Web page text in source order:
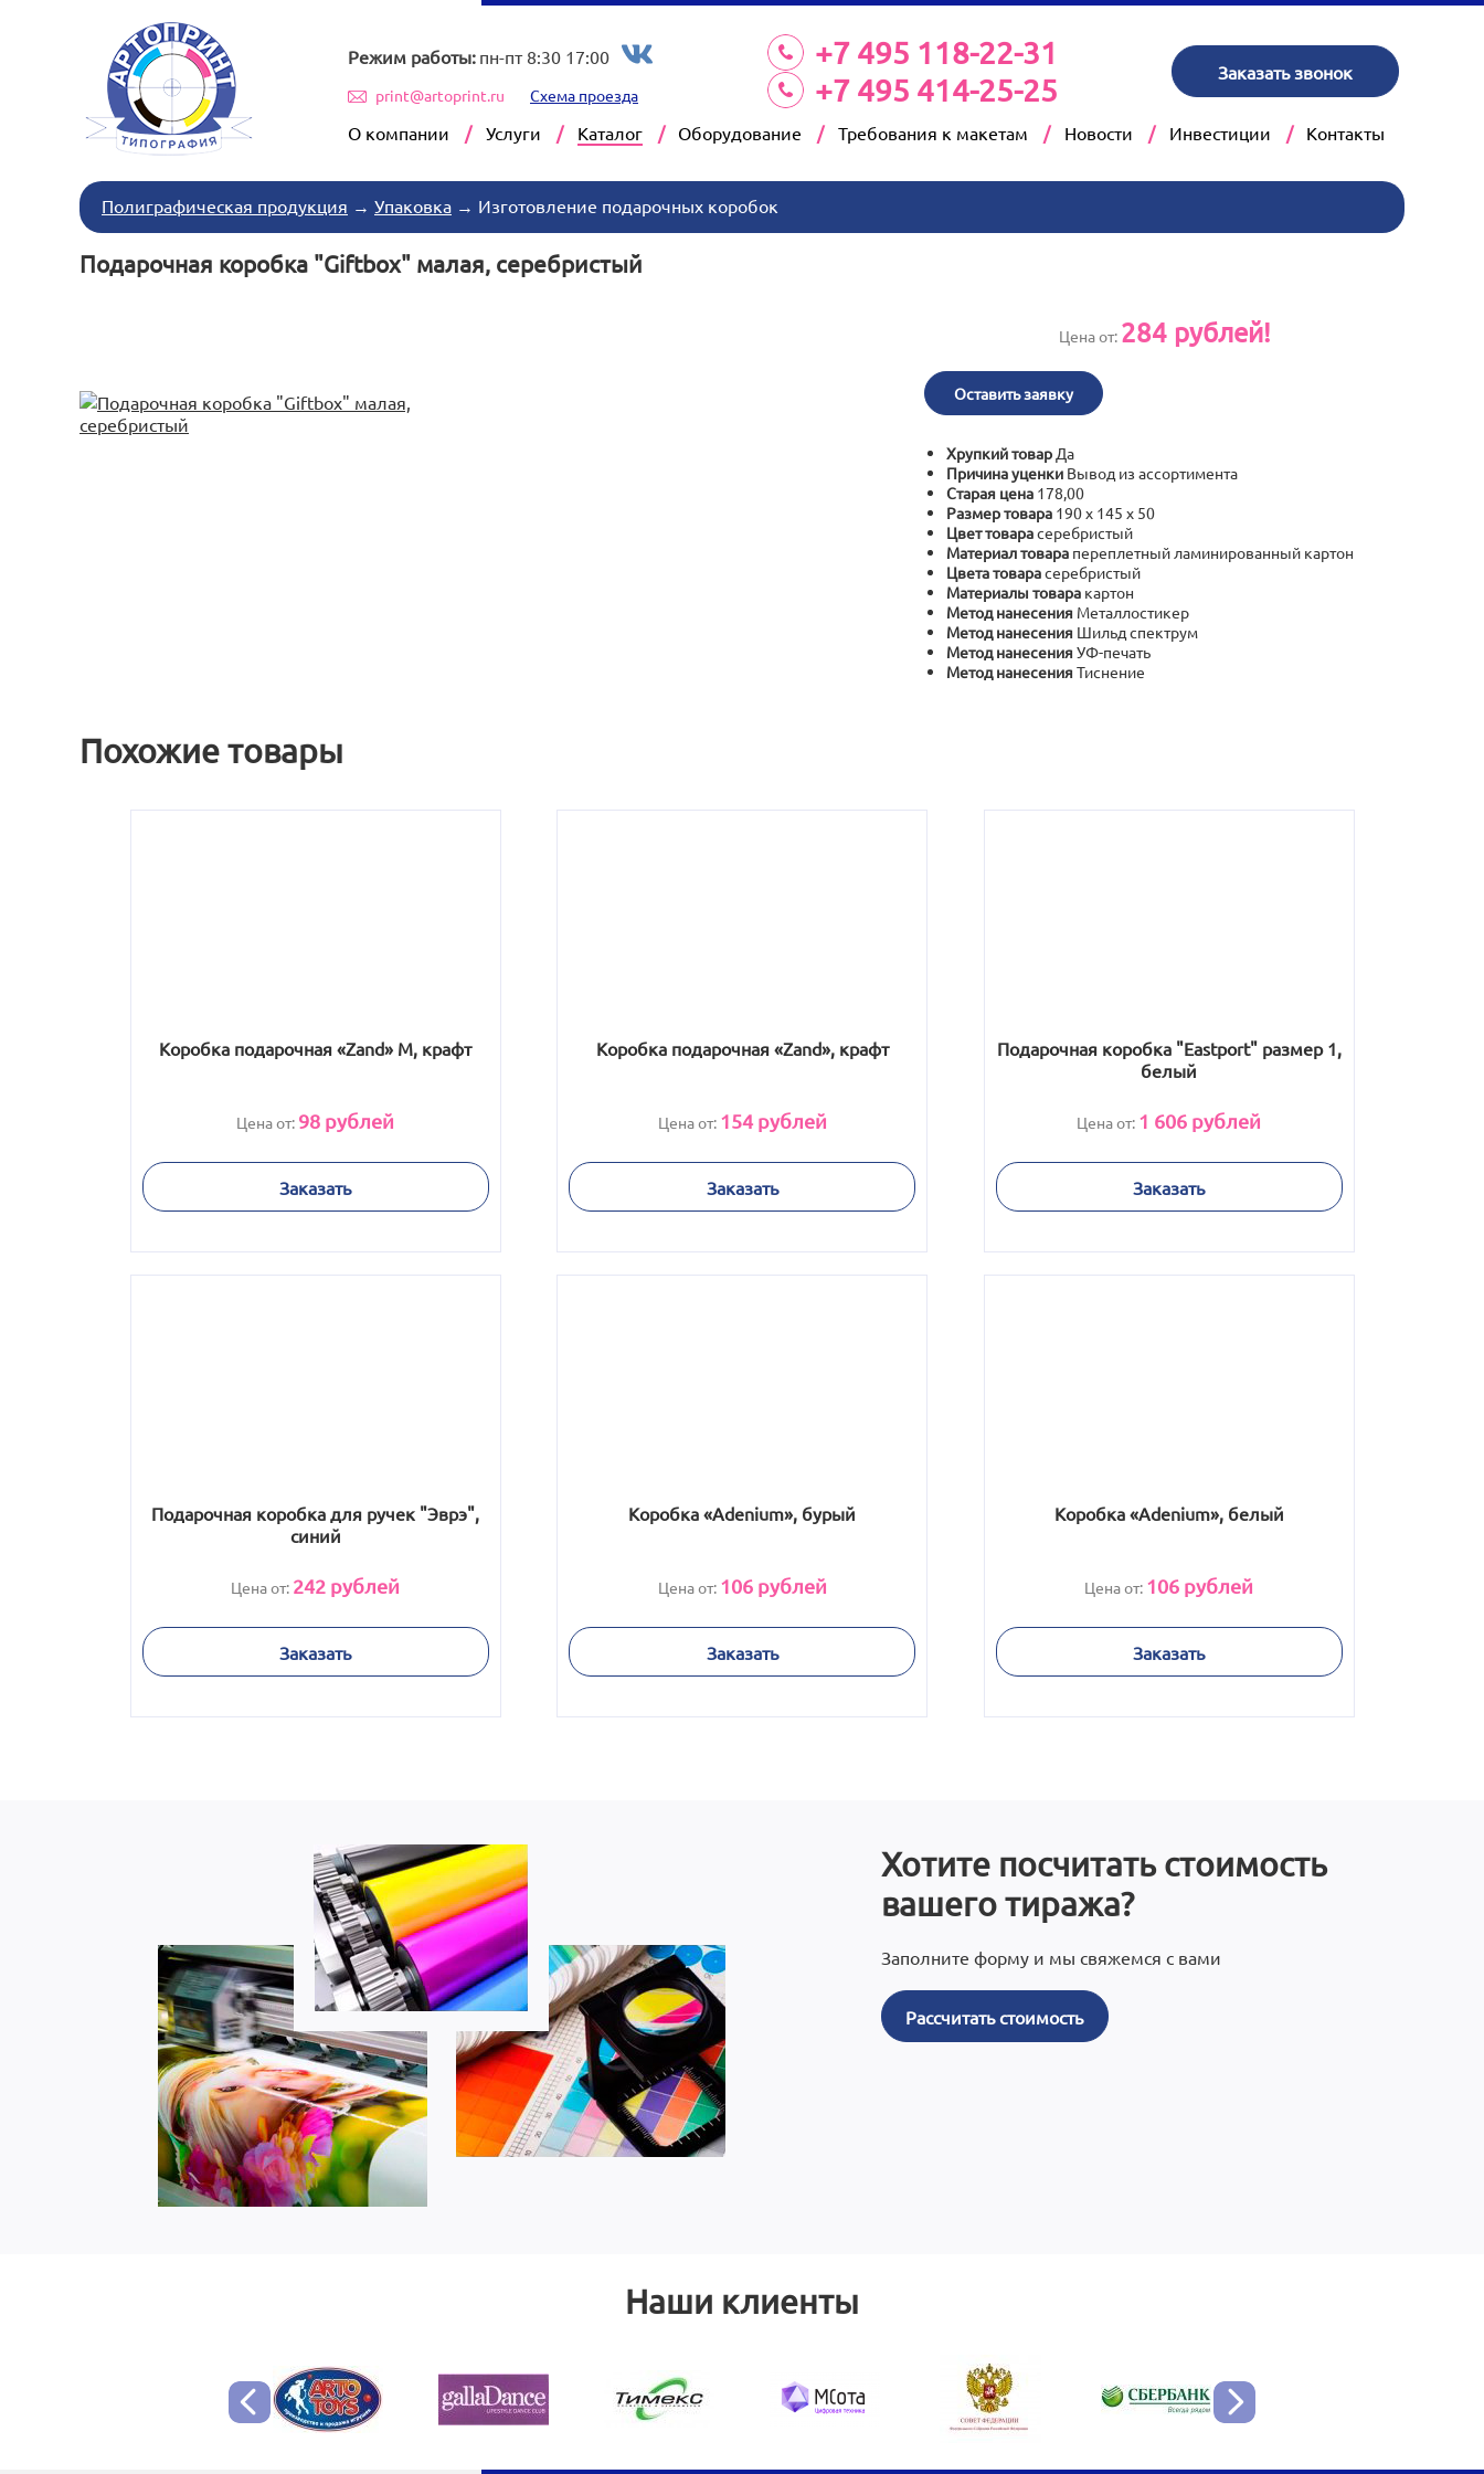
Режим работы: пн-пт 8:30 17:00
print@artoprint.ru Схема проезда
+7 495 118-22-31
+7 495 414-25-25
Заказать звонок
О компании Услуги Каталог Оборудование Требования к макетам Новости Инвестиции Контакты
Полиграфическая продукция → Упаковка → Изготовление подарочных коробок
Подарочная коробка "Giftbox" малая, серебристый
Цена от: 284рублей!
Оставить заявку
Хрупкий товар Да
Причина уценки Вывод из ассортимента
Старая цена 178,00
Размер товара 190 х 145 х 50
Цвет товарасеребристый
Материал товара переплетный ламинированный картон
Цвета товарасеребристый
Материалы товара картон
Метод нанесения Металлостикер
Метод нанесения Шильд спектрум
Метод нанесения УФ-печать
Метод нанесения Тиснение
Похожие товары
Коробка подарочная «Zand» M, крафт
Цена от: 98 рублей
Заказать
Коробка подарочная «Zand», крафт
Цена от: 154рублей
Заказать
Подарочная коробка "Eastport" размер 1,
белый
Цена от: 1 606 рублей
Заказать
Подарочная коробка для ручек "Эврэ",
синий
Цена от: 242 рублей
Заказать
Коробка «Adenium», бурый
Цена от: 106рублей
Заказать
Коробка «Adenium», белый
Цена от: 106 рублей
Заказать
Хотите посчитать стоимость
вашего тиража?
Заполните форму и мы свяжемся с вами
Рассчитать стоимость
Наши клиенты